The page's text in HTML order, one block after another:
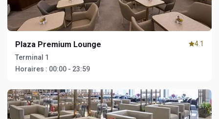
Plaza Premium Lounge
Terminal 1
Horaires : 00:00 - 23:59
4.1